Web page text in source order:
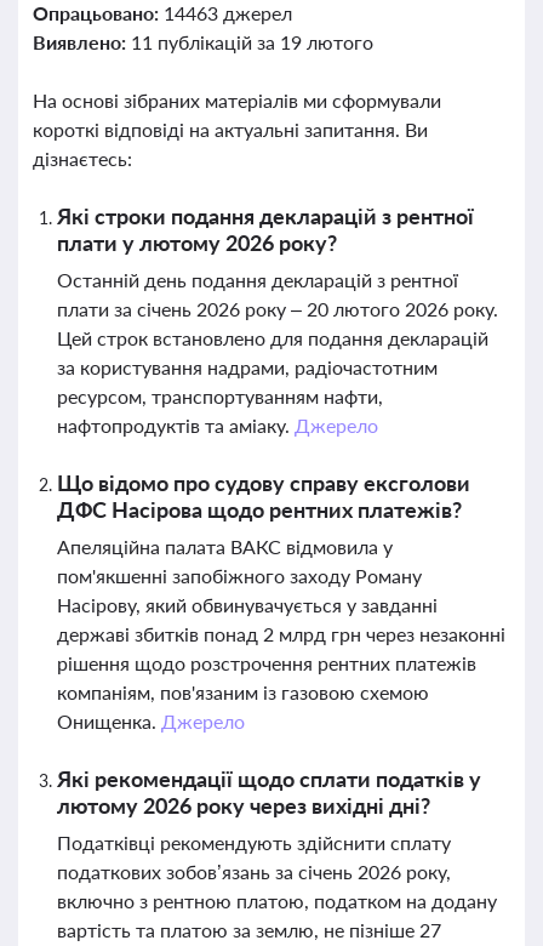
Опрацьовано: 14463 джерел
Виявлено: 11 публікацій за 19 лютого
На основі зібраних матеріалів ми сформували
короткі відповіді на актуальні запитання. Ви
дізнаєтесь:
Які строки подання декларацій з рентної
плати у лютому 2026 року?
Останній день подання декларацій з рентної
плати за січень 2026 року – 20 лютого 2026 року.
Цей строк встановлено для подання декларацій
за користування надрами, радіочастотним
ресурсом, транспортуванням нафти,
нафтопродуктів та аміаку. Джерело
Що відомо про судову справу ексголови
ДФС Насірова щодо рентних платежів?
Апеляційна палата ВАКС відмовила у
пом'якшенні запобіжного заходу Роману
Насірову, який обвинувачується у завданні
державі збитків понад 2 млрд грн через незаконні
рішення щодо розстрочення рентних платежів
компаніям, пов'язаним із газовою схемою
Онищенка. Джерело
Які рекомендації щодо сплати податків у
лютому 2026 року через вихідні дні?
Податківці рекомендують здійснити сплату
податкових зобов’язань за січень 2026 року,
включно з рентною платою, податком на додану
вартість та платою за землю, не пізніше 27